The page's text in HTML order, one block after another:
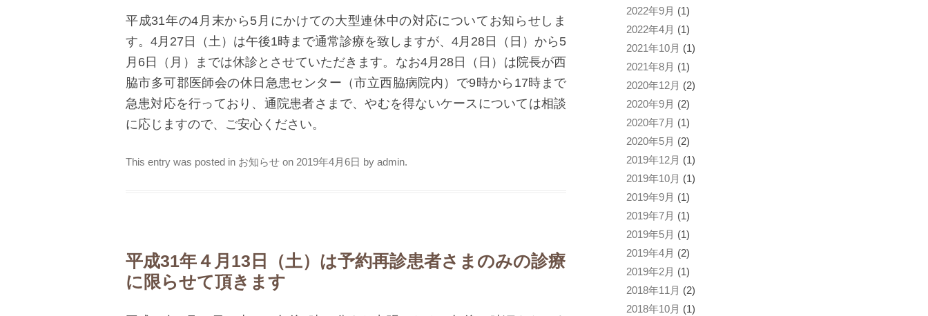
平成31年の4月末から5月にかけての大型連休中の対応についてお知らせしま
す。4月27日（土）は午後1時まで通常診療を致しますが、4月28日（日）から5
月6日（月）までは休診とさせていただきます。なお4月28日（日）は院長が西
脇市多可郡医師会の休日急患センター（市立西脇病院内）で9時から17時まで
急患対応を行っており、通院患者さまで、やむを得ないケースについては相談
に応じますので、ご安心ください。
This entry was posted in お知らせ on 2019年4月6日 by admin.
平成31年４月13日（土）は予約再診患者さまのみの診療
に限らせて頂きます
2022年9月 (1)
2022年4月 (1)
2021年10月 (1)
2021年8月 (1)
2020年12月 (2)
2020年9月 (2)
2020年7月 (1)
2020年5月 (2)
2019年12月 (1)
2019年10月 (1)
2019年9月 (1)
2019年7月 (1)
2019年5月 (1)
2019年4月 (2)
2019年2月 (1)
2018年11月 (2)
2018年10月 (1)